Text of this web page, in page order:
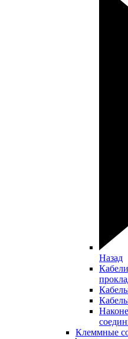
Назад
Клеммные